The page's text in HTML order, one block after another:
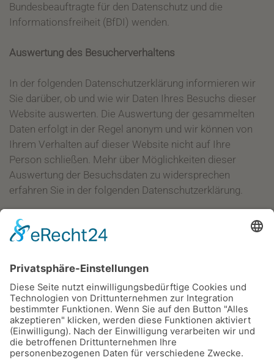
Bundesbeauftragte für den Datenschutz und die
Informationsfreiheit (BfDI) wenden.
Auswertung des Besucherverhaltens
In der folgenden Datenschutzerklärung informieren wir
Sie darüber, ob und wie wir Daten Ihres Besuchs dieser
Website auswerten. Die Auswertung der gesammelten
Daten erfolgt in der Regel anonym und wir können von
Ihrem Verhalten auf dieser Website nicht auf Ihre
Person schließen. Mehr über Möglichkeiten dieser
Auswertung der Besuchsdaten zu widersprechen
erfahren Sie in der folgenden Datenschutzerklärung.
TLS-Verschlüsselung mit https
zu übertragen (Datenschutz durch Technikgestaltung
Artikel 25 Absatz 1 DSGVO). Durch den Einsatz von TLS
(Transport Layer Security), einem
Verschlüsselungsprotokoll zur sicheren
Datenübertragung im Internet können wir den Schutz
vertraulicher Daten sicherstellen. Sie erkennen die